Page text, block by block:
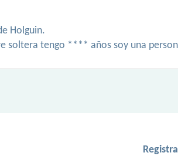
Holguin.
soltera tengo **** años soy una